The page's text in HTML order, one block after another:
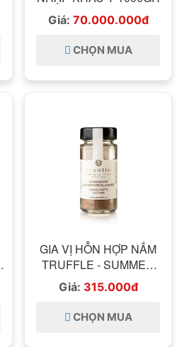
Giá: 70.000.000đ
CHỌN MUA
GIA VỊ HỖN HỢP NẤM
TRUFFLE - SUMMER
TRUFFLE SEASONING
50G - PLANTIN 50GRAM
Giá: 315.000đ
CHỌN MUA